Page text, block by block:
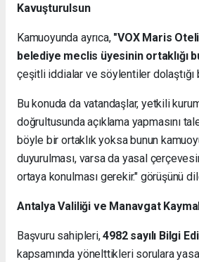
Kavuşturulsun
Kamuoyunda ayrıca, "VOX Maris
belediye meclis üyesinin ortaklığı
çeşitli iddialar ve söylentiler dolaştığı
Bu konuda da vatandaşlar, yetkili
doğrultusunda açıklama yapmasını
böyle bir ortaklık yoksa bunun
duyurulması, varsa da yasal
ortaya konulması gerekir." görüşünü
Antalya Valiliği ve Manavgat
Başvuru sahipleri,4982 sayılı Bilgi
kapsamında yönelttikleri sorulara